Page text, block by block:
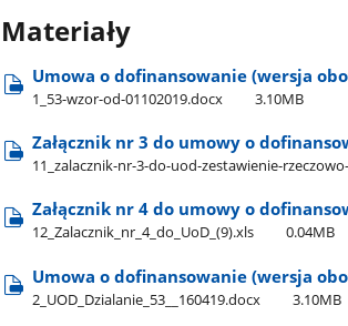
Materiały
Umowa o dofinansowanie (wersja
1​_53-wzor-od-01102019.docx 3.10MB
Załącznik nr 3 do umowy o
11​_zalacznik-nr-3-do-uod-zestawienie-
Załącznik nr 4 do umowy o
12​_Zalacznik​_nr​_4​_do​_UoD​_(9).xls 0.04MB
Umowa o dofinansowanie (wersja
2​_UOD​_Dzialanie​_53​_​_160419.docx 3.10MB